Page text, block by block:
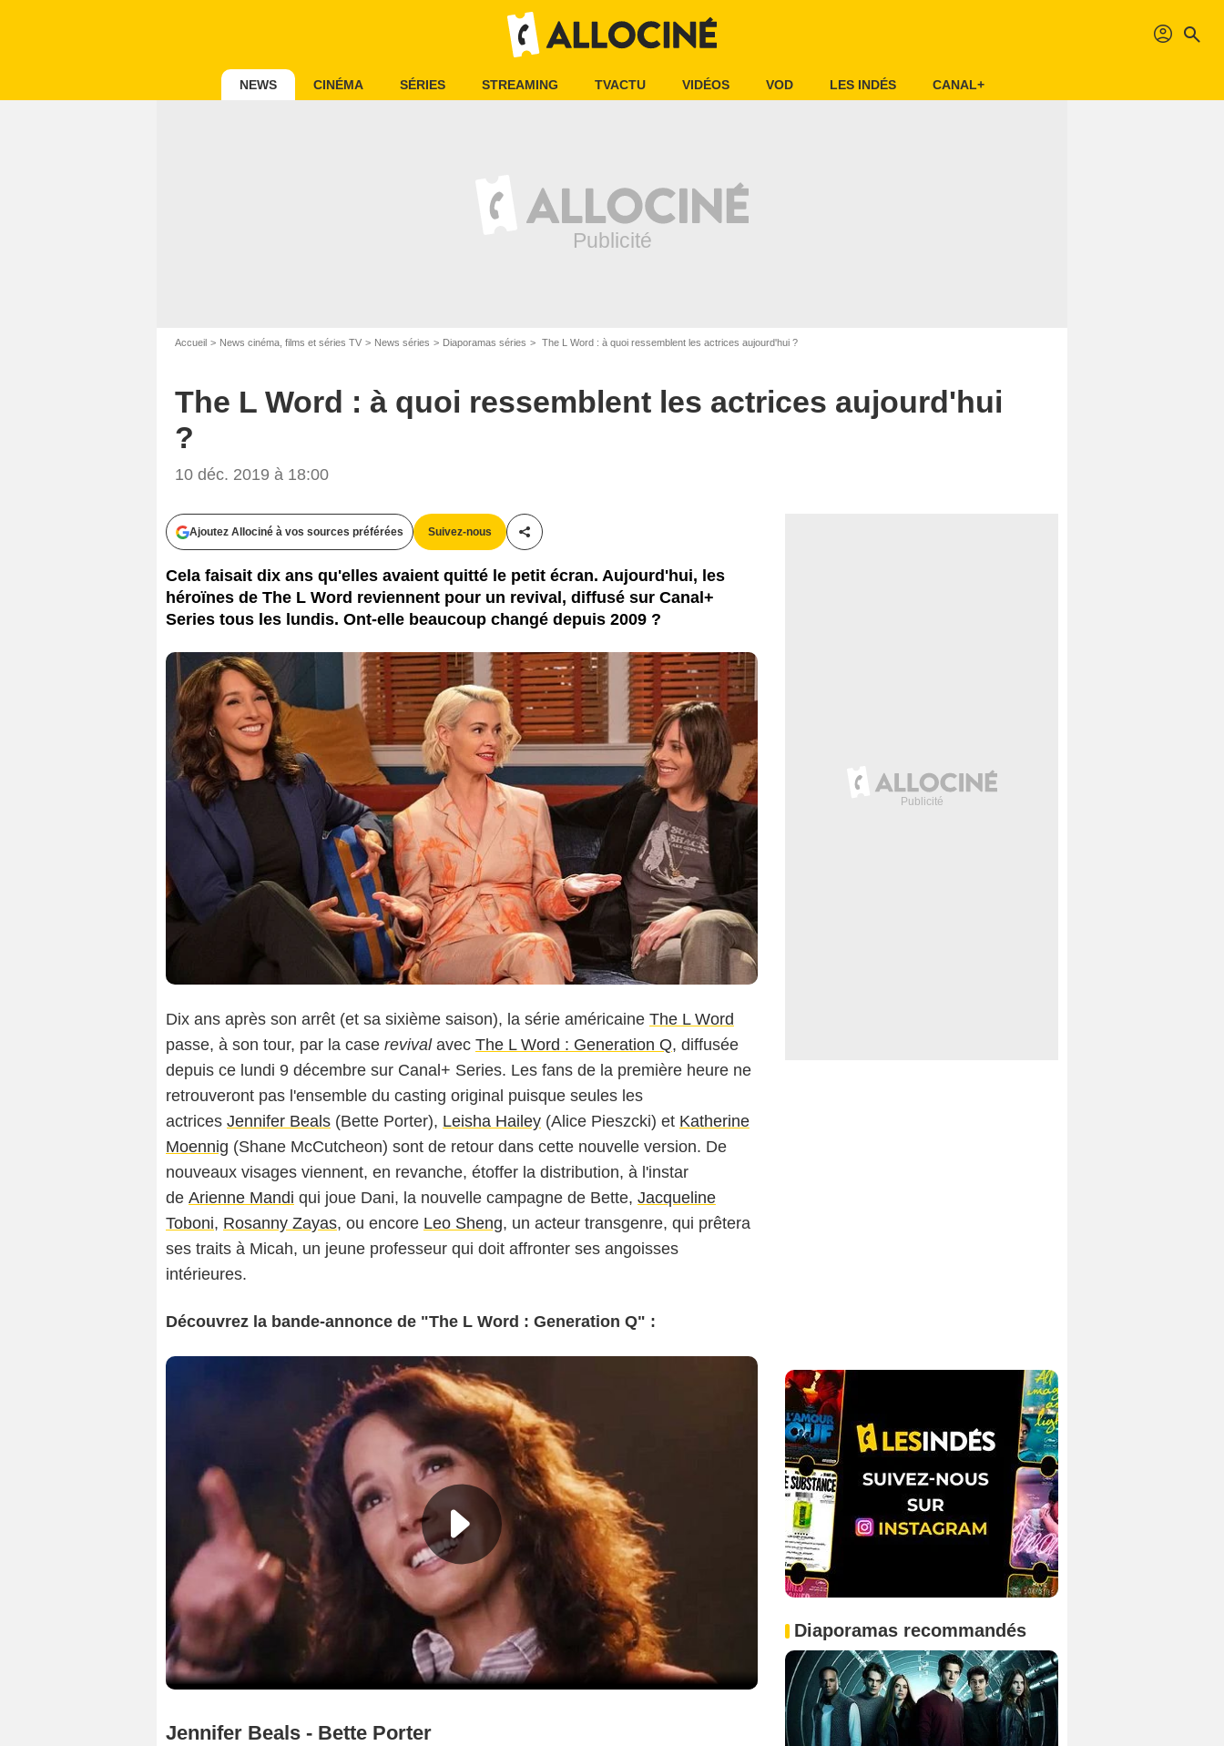
profil search
NEWS CINÉMA SÉRIES STREAMING TVACTU VIDÉOS VOD LES INDÉS CANAL+
Accueil News cinéma, films et séries TV News séries Diaporamas séries The L Word : à quoi ressemblent les actrices aujourd'hui ?
The L Word : à quoi ressemblent les actrices aujourd'hui
?
10 déc. 2019 à 18:00
Ajoutez Allociné à vos sources préférées Suivez-nous
Partager cet article
Cela faisait dix ans qu'elles avaient quitté le petit écran. Aujourd'hui, les
héroïnes de The L Word reviennent pour un revival, diffusé sur Canal+
Series tous les lundis. Ont-elle beaucoup changé depuis 2009 ?
Dix ans après son arrêt (et sa sixième saison), la série américaine The L Word
passe, à son tour, par la case revivalavec The L Word : Generation Q, diffusée
depuis ce lundi 9 décembre sur Canal+ Series. Les fans de la première heure ne
retrouveront pas l'ensemble du casting original puisque seules les
actrices Jennifer Beals (Bette Porter), Leisha Hailey (Alice Pieszcki) et Katherine
Moennig (Shane McCutcheon) sont de retour dans cette nouvelle version. De
nouveaux visages viennent, en revanche, étoffer la distribution, à l'instar
de Arienne Mandi qui joue Dani, la nouvelle campagne de Bette, Jacqueline
Toboni, Rosanny Zayas, ou encore Leo Sheng, un acteur transgenre, qui prêtera
ses traits à Micah, un jeune professeur qui doit affronter ses angoisses
intérieures.
Découvrez la bande-annonce de "The L Word : Generation Q" :
Jennifer Beals - Bette Porter
Diaporamas recommandés